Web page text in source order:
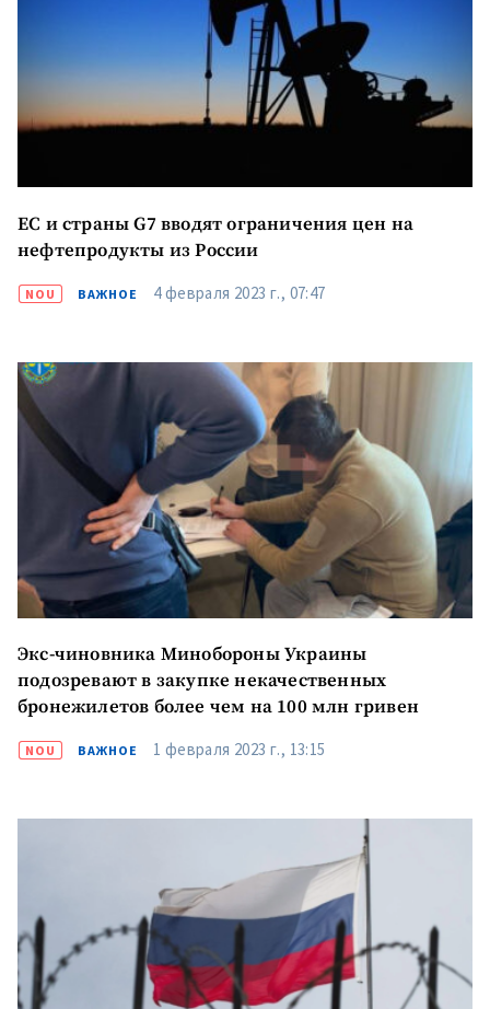
О ZDG
în Română in English
ЕС и страны G7 вводят ограничения цен на
нефтепродукты из России
NOU ВАЖНОЕ 4 февраля 2023 г., 07:47
Экс-чиновника Минобороны Украины
подозревают в закупке некачественных
бронежилетов более чем на 100 млн гривен
NOU ВАЖНОЕ 1 февраля 2023 г., 13:15